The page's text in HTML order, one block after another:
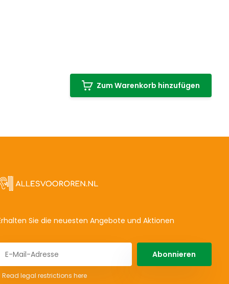
Zum Warenkorb hinzufügen
Sie die neuesten Angebote und Aktionen
Abonnieren
Read legal restrictions here